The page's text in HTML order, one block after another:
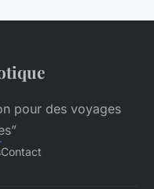
pour des voyages
Contact